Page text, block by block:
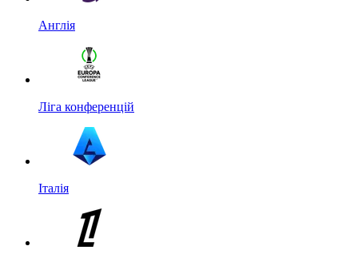
Англія
Ліга конференцій
Італія